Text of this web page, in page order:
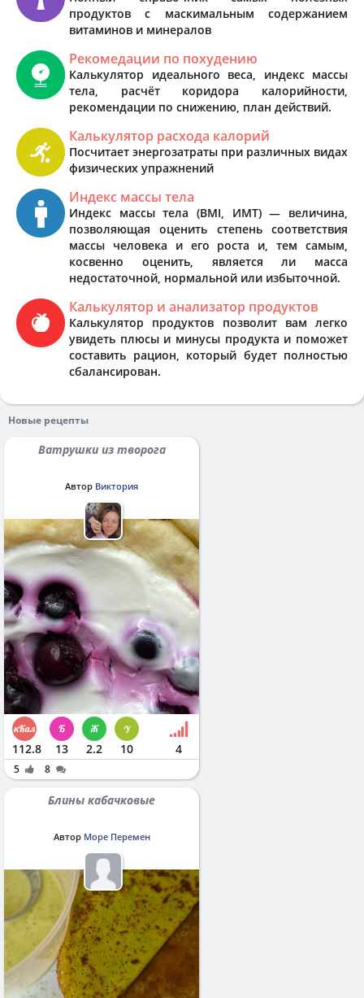
продуктов с маскимальным содержанием
витаминов и минералов
Рекомедации по похудению
Калькулятор идеального веса, индекс массы
тела, расчёт коридора калорийности,
рекомендации по снижению, план действий.
Калькулятор расхода калорий
Посчитает энергозатраты при различных видах
физических упражнений
Индекс массы тела
Индекс массы тела (BMI, ИМТ) — величина,
позволяющая оценить степень соответствия
массы человека и его роста и, тем самым,
косвенно оценить, является ли масса
недостаточной, нормальной или избыточной.
Калькулятор и анализатор продуктов
Калькулятор продуктов позволит вам легко
увидеть плюсы и минусы продукта и поможет
составить рацион, который будет полностью
сбалансирован.
Новые рецепты
Ватрушки из творога
Автор Виктория
112.8 13 2.2 10 4
5 8
Блины кабачковые
Автор Море Перемен